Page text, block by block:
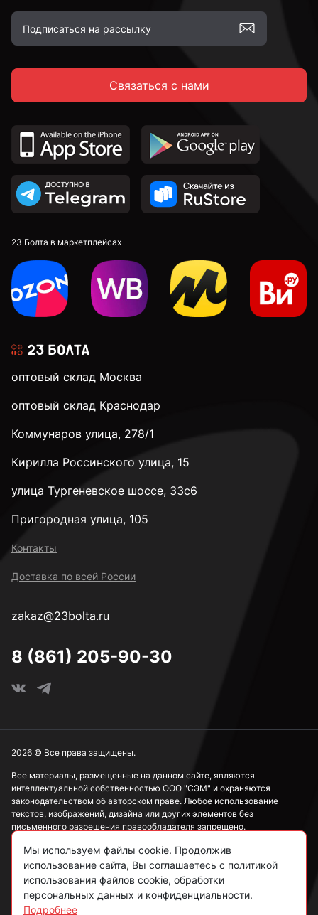
Связаться с нами
23 Болта в маркетплейсах
оптовый склад Москва
оптовый склад Краснодар
Коммунаров улица, 278/1
Кирилла Россинского улица, 15
улица Тургеневское шоссе, 33с6
Пригородная улица, 105
Контакты
Доставка по всей России
zakaz@23bolta.ru
8 (861) 205-90-30
Все материалы, размещенные на данном сайте, являются
интеллектуальной собственностью ООО "СЭМ" и охраняются
законодательством об авторском праве. Любое использование
текстов, изображений, дизайна или других элементов без
письменного разрешения правообладателя запрещено.
Информация, представленная на сайте, носит исключительно
ознакомительный характер и не может рассматриваться как
публичная оферта в соответствии со ст. 437 ГК РФ.
Политика конфиденциальности
2026 © Все права защищены.
Мы используем файлы cookie. Продолжив
использование сайта, Вы соглашаетесь с политикой
использования файлов cookie, обработки
персональных данных и конфиденциальности.
Подробнее